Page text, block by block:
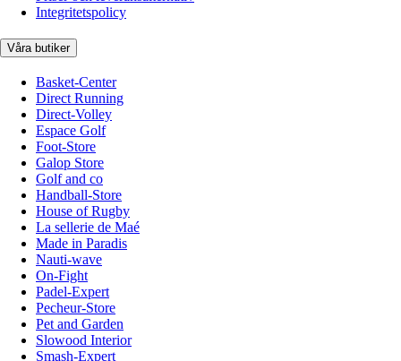
Integritetspolicy
Våra butiker
Basket-Center
Direct Running
Direct-Volley
Espace Golf
Foot-Store
Galop Store
Golf and co
Handball-Store
House of Rugby
La sellerie de Maé
Made in Paradis
Nauti-wave
On-Fight
Padel-Expert
Pecheur-Store
Pet and Garden
Slowood Interior
Smash-Expert